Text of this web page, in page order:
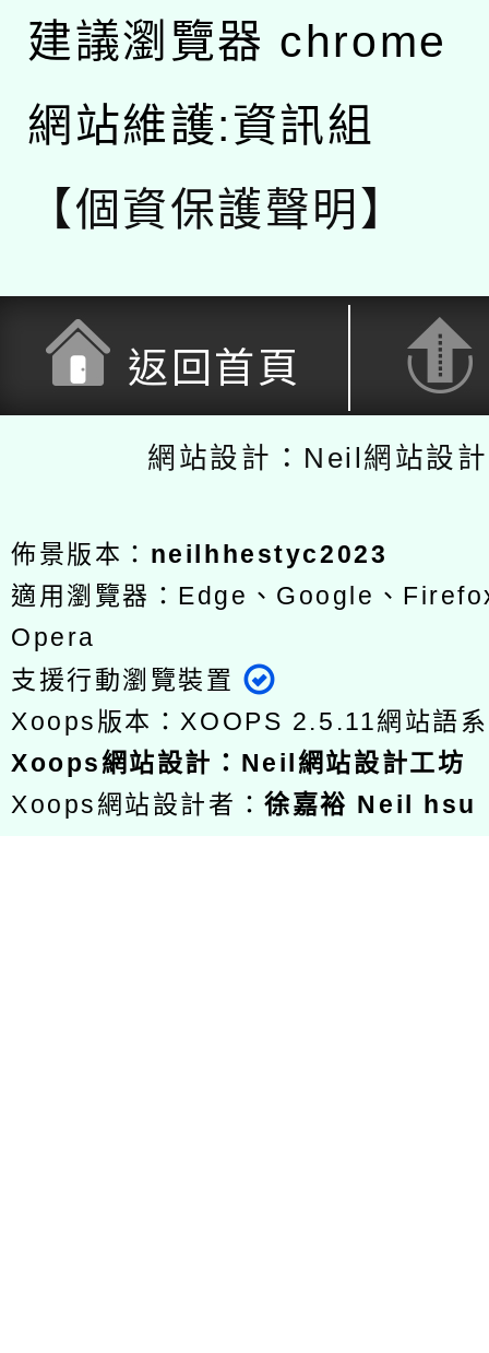
建議瀏覽器 chrome
網站維護:資訊組
【個資保護聲明】
返回首頁
網站設計：Neil網站設
佈景版本： neilhhestyc2023
適用瀏覽器：Edge、Google、
Opera
支援行動瀏覽裝置
Xoops版本：XOOPS 2.5.11網站語
Xoops網站設計 ： Neil網站設計工坊
Xoops網站設計者：徐嘉裕 Neil hsu